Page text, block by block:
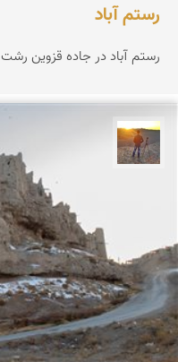
رستم آباد
رستم آباد در جاده قزوین رشت